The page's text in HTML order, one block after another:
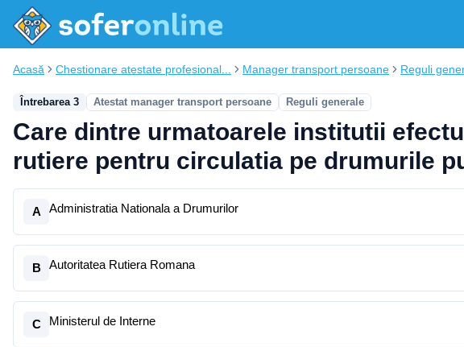
Acasă Chestionare atestate profesional... Manager transport persoane Reguli
Întrebarea 3 Atestat manager transport persoane Reguli generale
Care dintre urmatoarele institutii
rutiere pentru circulatia pe drumurile
A Administratia Nationala a Drumurilor
B Autoritatea Rutiera Romana
C Ministerul de Interne